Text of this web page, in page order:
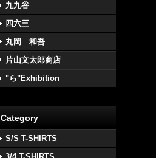
九九谷
四六三
丸岡 和吾
片山文太郎商店
"ら"Exhibition
Category
S/S T-SHIRTS